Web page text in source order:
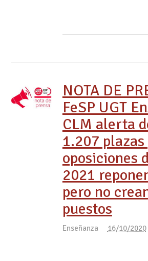
NOTA DE
FeSP UGT
CLM alerta
1.207
oposiciones
2021
pero no
puestos
Enseñanza 16/10/2020